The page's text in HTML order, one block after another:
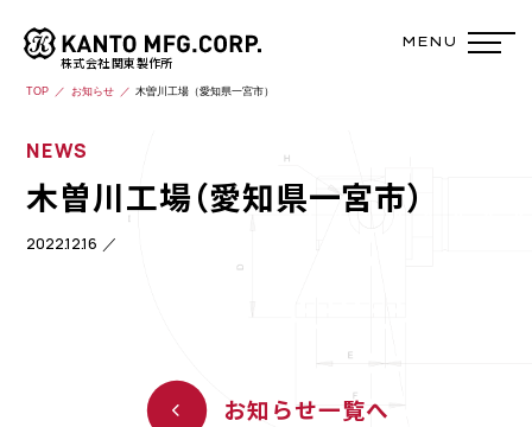
株式会社 関東製作所
TOP お知らせ 木曽川工場（愛知県一宮市）
NEWS
木曽川工場（愛知県一宮市）
2022.12.16
お知らせ一覧へ